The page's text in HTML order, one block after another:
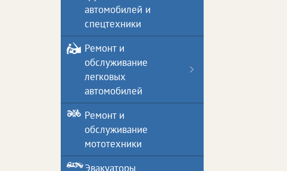
автомобилей и
спецтехники
Ремонт и
обслуживание
легковых
автомобилей
Ремонт и
обслуживание
мототехники
Эвакуаторы